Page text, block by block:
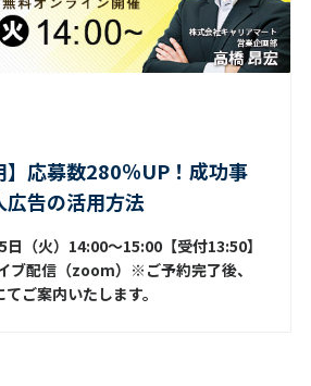
】応募数280％UP！成功事
告の活用方法
（火）14:00～15:00【受付13:50】
ブ配信（zoom）※ご予約完了後、
ご案内いたします。